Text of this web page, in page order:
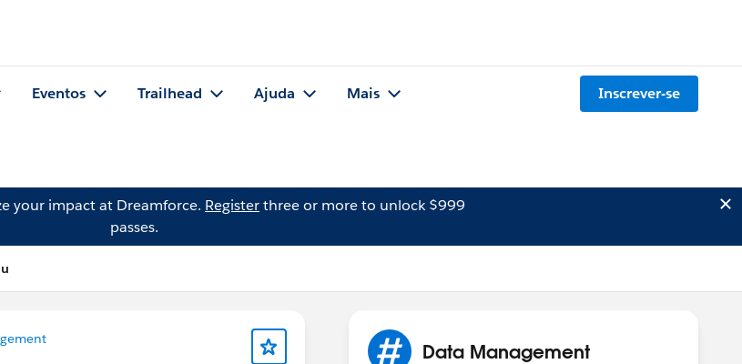
Eventos Trailhead Ajuda Mais Inscrever-se
your impact at Dreamforce. Registerthree or more to unlock $999
passes.
Data Management